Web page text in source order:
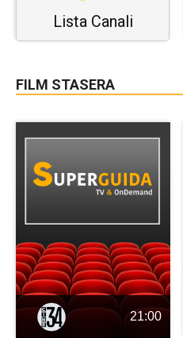
Lista Canali
FILM STASERA
21:00